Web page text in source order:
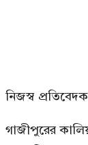
নিজস্ব
গাজীপুরের